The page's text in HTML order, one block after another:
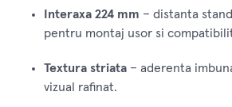
Interaxa 224 mm – distanta
pentru montaj usor si
Textura striata – aderenta
vizual rafinat.